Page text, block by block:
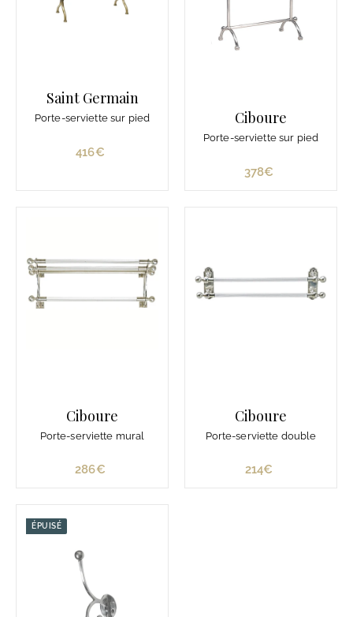
Saint Germain
Porte-serviette sur pied
416€
Ciboure
Porte-serviette sur pied
378€
Ciboure
Porte-serviette mural
286€
Ciboure
Porte-serviette double
214€
ÉPUISÉ